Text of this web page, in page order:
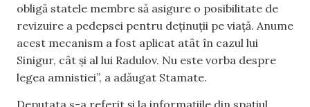
obligă statele membre să asigure o posibilitate de
revizuire a pedepsei pentru deținuții pe viață. Anume
acest mecanism a fost aplicat atât în cazul lui
Sinigur, cât și al lui Radulov. Nu este vorba despre
legea amnistiei”, a adăugat Stamate.
Deputata s-a referit și la informațiile din spațiul